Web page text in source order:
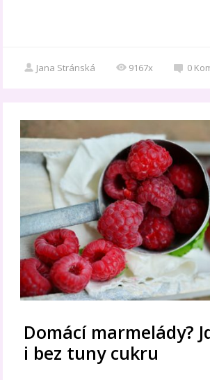
Jana Stránská 9167x 0
Domácí marmelády?
i bez tuny cukru